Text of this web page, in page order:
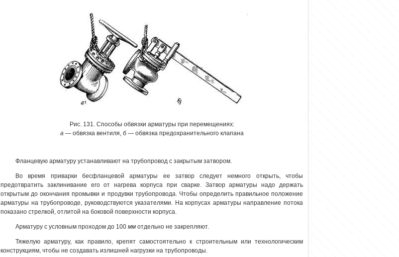
Рис. 131. Способы обвязки арматуры при перемещениях:
а— обвязка вентиля, б— обвязка предохранительного клапана
Фланцевую арматуру устанавливают на трубопровод с закрытым затвором.
Во время приварки бесфланцевой арматуры ее затвор следует немного открыть, чтобы
предотвратить заклинивание его от нагрева корпуса при сварке. Затвор арматуры надо держать
открытым до окончания промывки и продувки трубопровода. Чтобы определить правильное положение
арматуры на трубопроводе, руководствуются указателями. На корпусах арматуры направление потока
показано стрелкой, отлитой на боковой поверхности корпуса.
Арматуру с условным проходом до 100 мм отдельно не закрепляют.
Тяжелую арматуру, как правило, крепят самостоятельно к строительным или технологическим
конструкциям, чтобы не создавать излишней нагрузки на трубопроводы.